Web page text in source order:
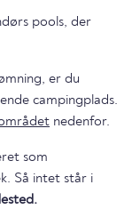
pools, der
er du
campingplads.
nedenfor.
som